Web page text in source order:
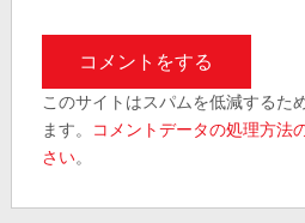
このサイトはスパムを低減するた
ます。
コメントデータの処理方法
さい。